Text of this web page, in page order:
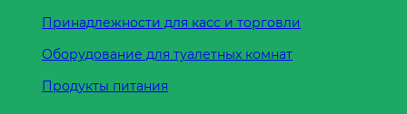
Принадлежности для касс и торговли
Оборудование для туалетных комнат
Продукты питания